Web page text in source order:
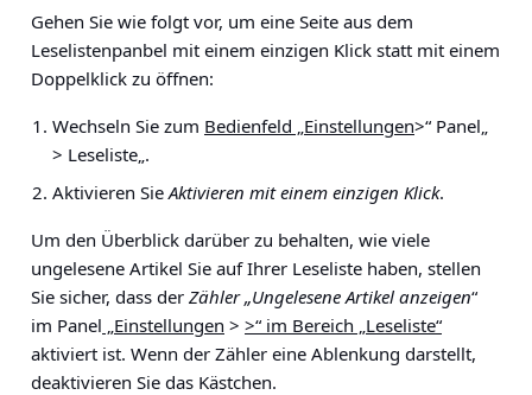
Gehen Sie wie folgt vor, um eine Seite aus dem
Leselistenpanbel mit einem einzigen Klick statt mit einem
Doppelklick zu öffnen:
Wechseln Sie zum Bedienfeld „Einstellungen>“ Panel
> Leseliste „.
Aktivieren Sie Aktivieren mit einem einzigen Klick.
Um den Überblick darüber zu behalten, wie viele
ungelesene Artikel Sie auf Ihrer Leseliste haben, stellen
Sie sicher, dass der Zähler „Ungelesene Artikel anzeigen“
im Panel „Einstellungen > >“ im Bereich „Leseliste“
aktiviert ist. Wenn der Zähler eine Ablenkung darstellt,
deaktivieren Sie das Kästchen.